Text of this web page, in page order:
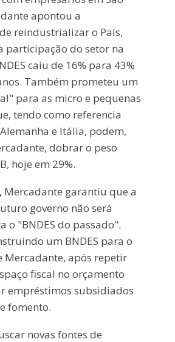
apontou a
reindustrializar o País,
participação do setor na
caiu de 16% para 43%
Também prometeu um
para as micro e pequenas
tendo como referencia
e Itália, podem,
dobrar o peso
hoje em 29%.
Mercadante garantiu que a
governo não será
o "BNDES do passado".
um BNDES para o
Mercadante, após repetir
fiscal no orçamento
empréstimos subsidiados
fomento.
novas fontes de